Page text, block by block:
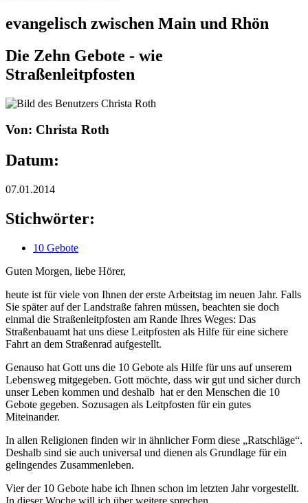
evangelisch zwischen Main und Rhön
Die Zehn Gebote - wie
Straßenleitpfosten
Von: Christa Roth
Datum:
07.01.2014
Stichwörter:
10 Gebote
Guten Morgen, liebe Hörer,
heute ist für viele von Ihnen der erste Arbeitstag im neuen Jahr. Falls
Sie später auf der Landstraße fahren müssen, beachten sie doch
einmal die Straßenleitpfosten am Rande Ihres Weges: Das
Straßenbauamt hat uns diese Leitpfosten als Hilfe für eine sichere
Fahrt an dem Straßenrad aufgestellt.
Genauso hat Gott uns die 10 Gebote als Hilfe für uns auf unserem
Lebensweg mitgegeben. Gott möchte, dass wir gut und sicher durch
unser Leben kommen und deshalb hat er den Menschen die 10
Gebote gegeben. Sozusagen als Leitpfosten für ein gutes
Miteinander.
In allen Religionen finden wir in ähnlicher Form diese „Ratschläge“.
Deshalb sind sie auch universal und dienen als Grundlage für ein
gelingendes Zusammenleben.
Vier der 10 Gebote habe ich Ihnen schon im letzten Jahr vorgestellt.
In dieser Woche will ich über weitere sprechen.